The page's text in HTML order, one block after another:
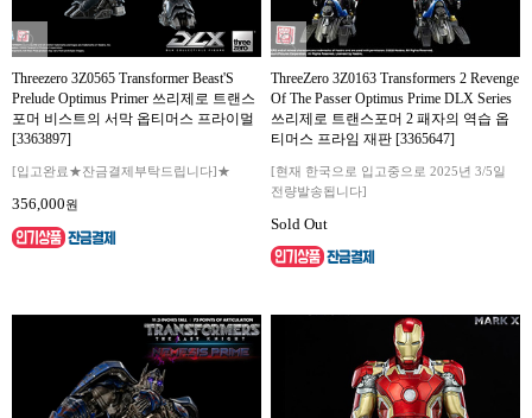
Threezero 3Z0565 Transformer Beast'S
Prelude Optimus Primer 쓰리제로 트랜스
포머 비스트의 서막 옵티머스 프라이멀
[3363897]
[입고완료★잔금결제부탁드립니다]★
356,000원
ThreeZero 3Z0163 Transformers 2 Revenge
Of The Passer Optimus Prime DLX Series
쓰리제로 트랜스포머 2 패자의 역습 옵
티머스 프라임 재판 [3365647]
[현재 한국으로 입고중으로 2025년 3/5일
전량발송됩니다]
Sold Out